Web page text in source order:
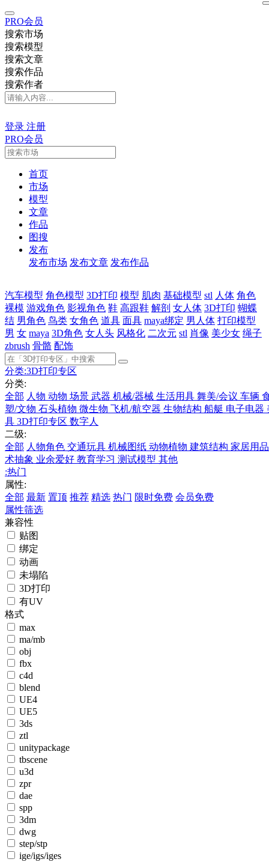
PRO会员
搜索市场
搜索模型
搜索文章
搜索作品
搜索作者
登录 注册
PRO会员
首页
市场
模型
文章
作品
图搜
发布
发布市场 发布文章 发布作品
汽车模型 角色模型 3D打印 模型 肌肉 基础模型 stl 人体 角色
裸模 游戏角色 影视角色 鞋 高跟鞋 解剖 女人体 3D打印 蝴蝶
结 男角色 鸟类 女角色 道具 面具 maya绑定 男人体 打印模型
男 女 maya 3D角色 女人头 风格化 二次元 stl 肖像 美少女 绳子
zbrush 骨骼 配饰
分类:3D打印专区
分类:
全部 人物 动物 场景 武器 机械/器械 生活用具 舞美/会议 车辆
塑/文物 石头植物 微生物 飞机/航空器 生物结构 船艇 电子电器
具 3D打印专区 数字人
二级:
全部 人物角色 交通玩具 机械图纸 动物植物 建筑结构 家居用
术抽象 业余爱好 教育学习 测试模型 其他
:热门
属性:
全部 最新 置顶 推荐 精选 热门 限时免费 会员免费
属性筛选
兼容性
贴图
绑定
动画
未塌陷
3D打印
有UV
格式
max
ma/mb
obj
fbx
c4d
blend
UE4
UE5
3ds
ztl
unitypackage
tbscene
u3d
zpr
dae
spp
3dm
dwg
step/stp
ige/igs/iges